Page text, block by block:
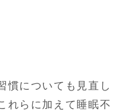
慣についても見直し
れらに加えて睡眠不